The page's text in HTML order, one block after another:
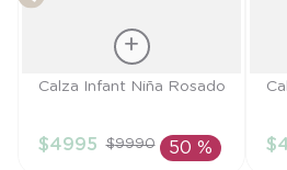
Talla
AÑADIR AL
Calza Infant Niña Rosado
$4995 $9990 50 % $